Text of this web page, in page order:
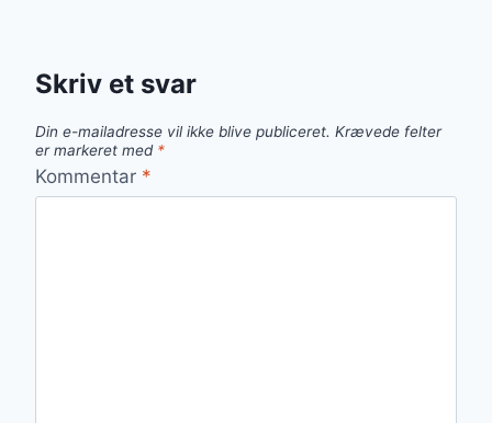
Skriv et svar
Din e-mailadresse vil ikke blive publiceret. Krævede felter
er markeret med *
Kommentar *